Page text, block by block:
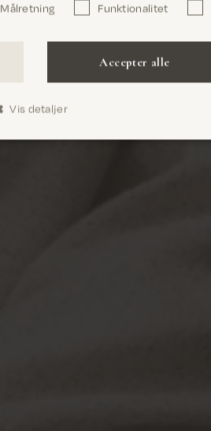
Målretning Funktionalitet
Accepter alle
Vis detaljer